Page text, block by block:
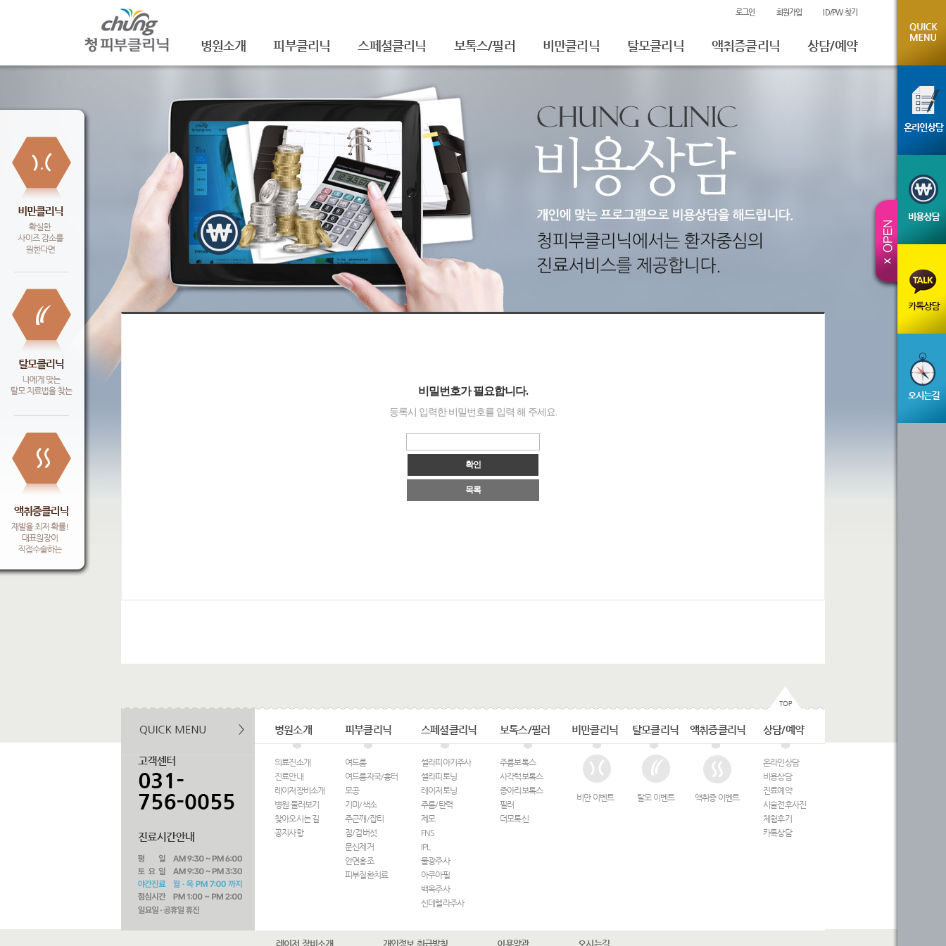
로그인 회원가입 ID/PW 찾기
병원소개 피부클리닉 스페셜클리닉 보톡스/필러 비만클리닉 탈모클리닉 액취증클리닉 상담/예약
진료안내
레이저장비소개
병원 둘러보기
찾아오시는 길
공지사항
여드름자국/흉터
기미/색소
주근깨/잡티
점/검버섯
문신제거
안면홍조
피부질환치료
셀라피토닝
주름/탄력
제모
FNS
물광주사
아쿠아필
백옥주사
신데렐라주사
슈링크(SHURINK)
셀렉 IPL
사각턱보톡스
종아리보톡스
필러
더모톡신
비밀번호가 필요합니다.
등록시 입력한 비밀번호를 입력 해 주세요.
목록
병원소개
의료진소개
진료안내
레이저장비소개
병원 둘러보기
찾아오시는 길
공지사항
피부클리닉
여드름
여드름자국/흉터
모공
기미/색소
주근깨/잡티
점/검버섯
문신제거
안면홍조
피부질환치료
스페셜클리닉
셀라피아기주사
셀라피토닝
레이저토닝
주름/탄력
제모
FNS
IPL
물광주사
아쿠아필
백옥주사
신데렐라주사
보톡스/필러
주름보톡스
사각턱보톡스
종아리보톡스
필러
더모톡신
비만클리닉
비만 이벤트
탈모클리닉
탈모 이벤트
액취증클리닉
액취증 이벤트
상담/예약
온라인상담
비용상담
진료예약
시술전후사진
체험후기
카톡상담
레이저 장비소개 개인정보 취급방침 이용약관 오시는길